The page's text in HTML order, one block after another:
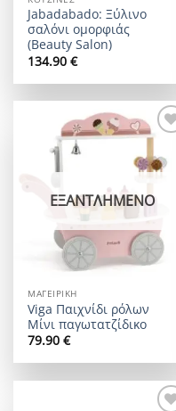
Jabadabado: Ξύλινο
σαλόνι ομορφιάς
(Beauty Salon)
134.90€
wishlist
ΕΞΑΝΤΛΗΜΈΝΟ
ΜΑΓΕΙΡΙΚΉ
Viga Παιχνίδι ρόλων
Μίνι παγωτατζίδικο
79.90€